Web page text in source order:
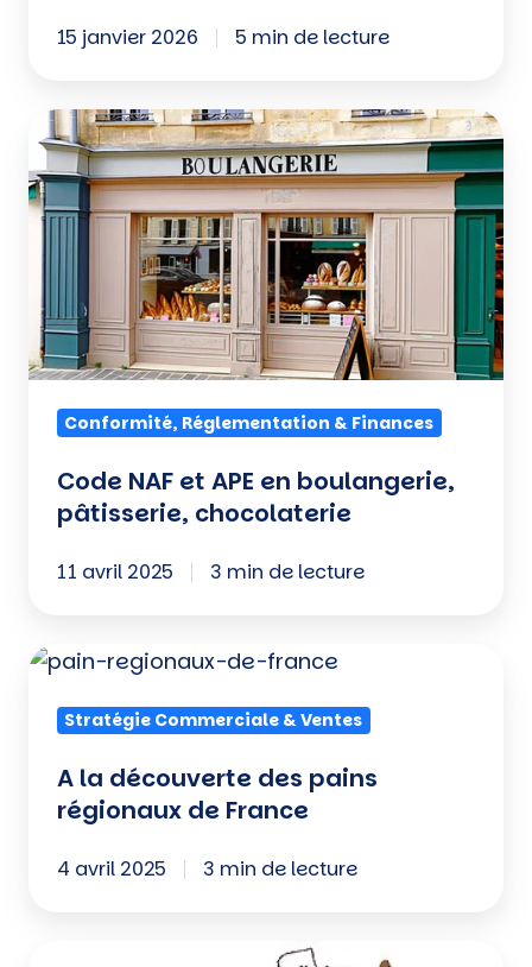
15 janvier 2026 5 min de lecture
Code
NAF
et
APE
en
boulangerie,
pâtisserie,
chocolaterie
Conformité, Réglementation & Finances
Code NAF et APE en boulangerie,
pâtisserie, chocolaterie
11 avril 2025 3 min de lecture
A
découverte
pains
régionaux
Stratégie Commerciale & Ventes
A la découverte des pains
régionaux de France
4 avril 2025 3 min de lecture